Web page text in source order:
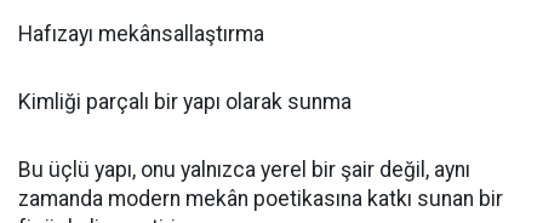
Hafızayı mekânsallaştırma
Kimliği parçalı bir yapı olarak sunma
Bu üçlü yapı, onu yalnızca yerel bir şair değil, aynı
zamanda modern mekân poetikasına katkı sunan bir